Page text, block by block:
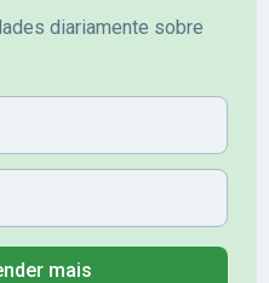
diariamente sobre
mais